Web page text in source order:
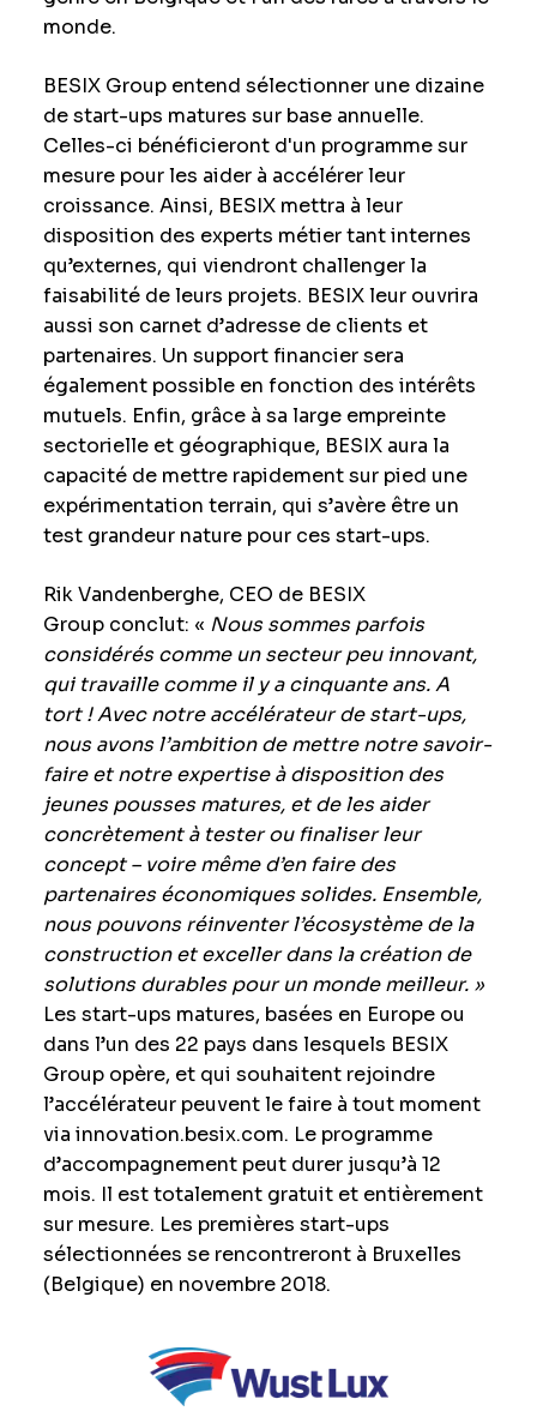
monde.
BESIX Group entend sélectionner une dizaine
de start-ups matures sur base annuelle.
Celles-ci bénéficieront d'un programme sur
mesure pour les aider à accélérer leur
croissance. Ainsi, BESIX mettra à leur
disposition des experts métier tant internes
qu’externes, qui viendront challenger la
faisabilité de leurs projets. BESIX leur ouvrira
aussi son carnet d’adresse de clients et
partenaires. Un support financier sera
également possible en fonction des intérêts
mutuels. Enfin, grâce à sa large empreinte
sectorielle et géographique, BESIX aura la
capacité de mettre rapidement sur pied une
expérimentation terrain, qui s’avère être un
test grandeur nature pour ces start-ups.
Rik Vandenberghe, CEO de BESIX
Group conclut: « Nous sommes parfois
considérés comme un secteur peu innovant,
qui travaille comme il y a cinquante ans.A
tort ! Avec notre accélérateur de start-ups,
nous avons l’ambition de mettre notre savoir-
faire et notre expertise à disposition des
jeunes pousses matures, et de les aider
concrètement à tester ou finaliser leur
concept – voire même d’en faire des
partenaires économiques solides. Ensemble,
nous pouvons réinventer l’écosystème de la
construction et exceller dans la création de
solutions durables pour un monde meilleur. »
Les start-ups matures, basées en Europe ou
dans l’un des 22 pays dans lesquels BESIX
Group opère, et qui souhaitent rejoindre
l’accélérateur peuvent le faire à tout moment
via innovation.besix.com. Le programme
d’accompagnement peut durer jusqu’à 12
mois. Il est totalement gratuit et entièrement
sur mesure. Les premières start-ups
sélectionnées se rencontreront à Bruxelles
(Belgique) en novembre 2018.